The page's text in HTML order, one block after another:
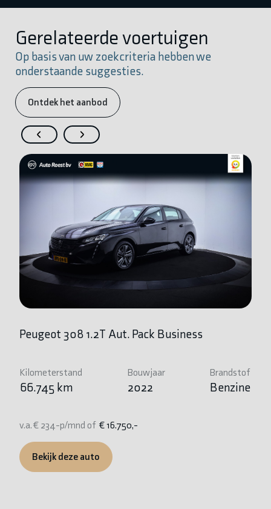
Gerelateerde voertuigen
Op basis van uw zoekcriteria hebben we
onderstaande suggesties.
Ontdek het aanbod
Peugeot 308 1.2T Aut. Pack Business
Kilometerstand
66.745 km
Bouwjaar
2022
Brandstof
Benzine
v.a. € 234-p/mnd of € 16.750,-
Bekijk deze auto